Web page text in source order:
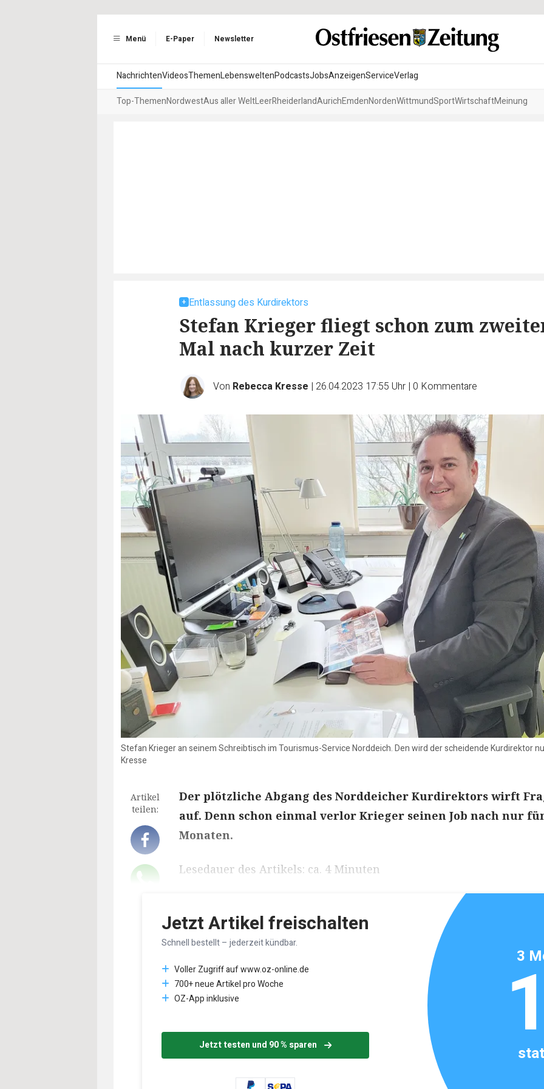
Menü E-Paper Newsletter
NachrichtenVideosThemenLebensweltenPodcastsJobsAnzeigenServiceVerlag
Top-ThemenNordwestAus aller WeltLeerRheiderlandAurichEmdenNordenWittmundSportWirtschaftMeinung
Entlassung des Kurdirektors
Stefan Krieger fliegt schon zum
Mal nach kurzer Zeit
Von Rebecca Kresse | 26.04.2023 17:55 Uhr | 0 Kommentare
Stefan Krieger an seinem Schreibtisch im Tourismus-Service Norddeich. Den wird der scheidende Kurdirektor
Kresse
Artikel
teilen:
Der plötzliche Abgang des Norddeicher Kurdirektors wirft
auf. Denn schon einmal verlor Krieger seinen Job nach nur
Monaten.
Lesedauer des Artikels: ca. 4 Minuten
Jetzt Artikel freischalten
Schnell bestellt – jederzeit kündbar.
Voller Zugriff auf www.oz-online.de
700+ neue Artikel pro Woche
OZ-App inklusive
Jetzt testen und 90 % sparen
3